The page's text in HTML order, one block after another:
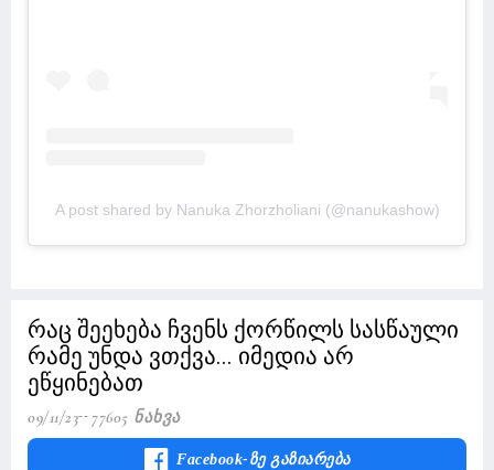
A post shared by Nanuka Zhorzholiani (@nanukashow)
რაც შეეხება ჩვენს ქორწილს სასწაული
რამე უნდა ვთქვა... იმედია არ
ეწყინებათ
09/11/23 77605 Ნახვა
Facebook-Ზე Გაზიარება